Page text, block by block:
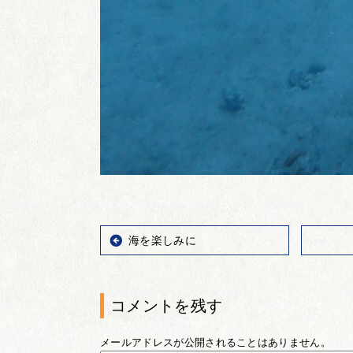
海を楽しみに
コメントを残す
メールアドレスが公開されることはありません。